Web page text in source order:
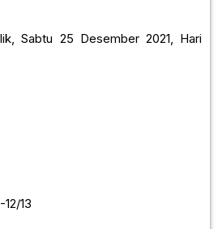
Sabtu 25 Desember 2021, Hari
13